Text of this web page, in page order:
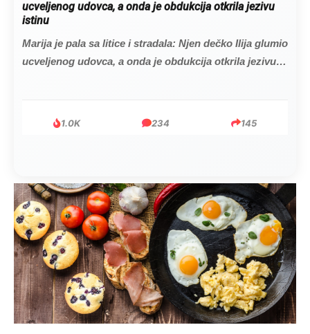
ucveljenog udovca, a onda je obdukcija otkrila jezivu
istinu
Marija je pala sa litice i stradala: Njen dečko Ilija glumio
ucveljenog udovca, a onda je obdukcija otkrila jezivu
1.0K 234 145